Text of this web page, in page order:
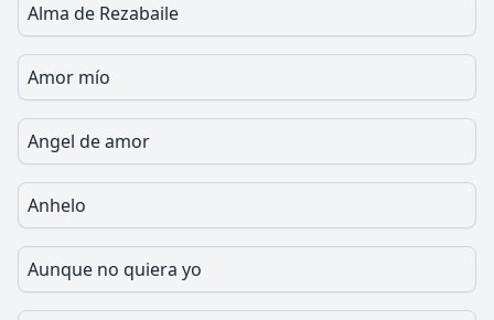
Alma de Rezabaile
Amor mío
Angel de amor
Anhelo
Aunque no quiera yo